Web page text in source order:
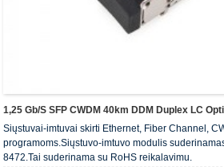
1,25 Gb/s SFP CWDM 40km DDM Duplex LC
Siųstuvai-imtuvai skirti Ethernet, Fiber Channel,
programoms.Siųstuvo-imtuvo modulis
8472.Tai suderinama su RoHS reikalavimu.